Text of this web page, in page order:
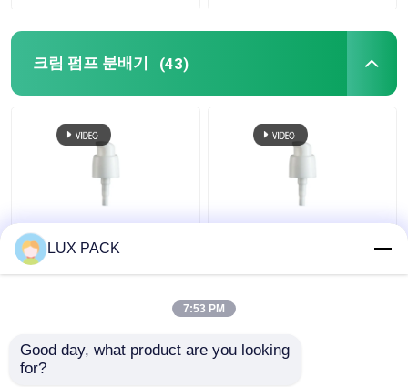
크림 펌프 분배기 (43)
24의 410의 백색 처리
펌프, 플라스틱 크림 펌
LUX PACK
7:53 PM
Good day, what product are you looking
for?